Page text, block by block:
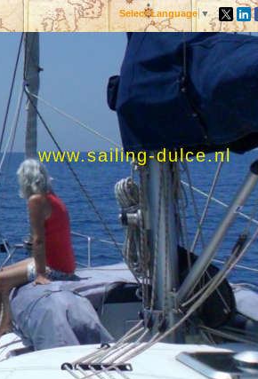
Select Language ▼
www.sailing-dulce.nl